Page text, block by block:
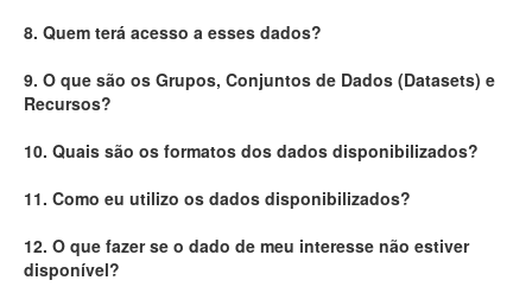
Contato
8. Quem terá acesso a esses dados?
9. O que são os Grupos, Conjuntos de Dados (Datasets) e
Recursos?
10. Quais são os formatos dos dados disponibilizados?
11. Como eu utilizo os dados disponibilizados?
12. O que fazer se o dado de meu interesse não estiver
disponível?